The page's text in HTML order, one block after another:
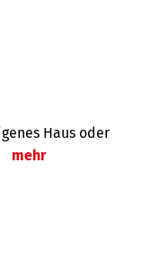
Haus oder
mehr